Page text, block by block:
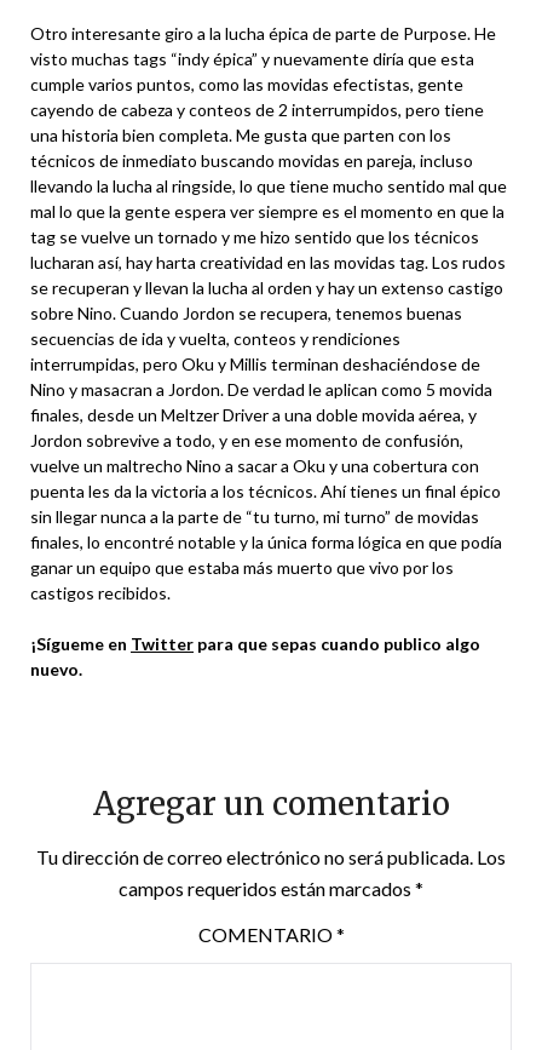
Otro interesante giro a la lucha épica de parte de Purpose. He
visto muchas tags “indy épica” y nuevamente diría que esta
cumple varios puntos, como las movidas efectistas, gente
cayendo de cabeza y conteos de 2 interrumpidos, pero tiene
una historia bien completa. Me gusta que parten con los
técnicos de inmediato buscando movidas en pareja, incluso
llevando la lucha al ringside, lo que tiene mucho sentido mal que
mal lo que la gente espera ver siempre es el momento en que la
tag se vuelve un tornado y me hizo sentido que los técnicos
lucharan así, hay harta creatividad en las movidas tag. Los rudos
se recuperan y llevan la lucha al orden y hay un extenso castigo
sobre Nino. Cuando Jordon se recupera, tenemos buenas
secuencias de ida y vuelta, conteos y rendiciones
interrumpidas, pero Oku y Millis terminan deshaciéndose de
Nino y masacran a Jordon. De verdad le aplican como 5 movida
finales, desde un Meltzer Driver a una doble movida aérea, y
Jordon sobrevive a todo, y en ese momento de confusión,
vuelve un maltrecho Nino a sacar a Oku y una cobertura con
puenta les da la victoria a los técnicos. Ahí tienes un final épico
sin llegar nunca a la parte de “tu turno, mi turno” de movidas
finales, lo encontré notable y la única forma lógica en que podía
ganar un equipo que estaba más muerto que vivo por los
castigos recibidos.
¡Sígueme en Twitter para que sepas cuando publico algo
nuevo.
Agregar un comentario
Tu dirección de correo electrónico no será publicada. Los
campos requeridos están marcados *
COMENTARIO*